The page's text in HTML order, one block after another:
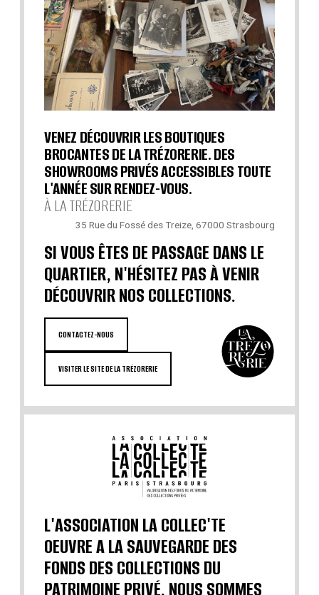
VENEZ DÉCOUVRIR LES BOUTIQUES
BROCANTES DE LA TRÉZORERIE. DES
SHOWROOMS PRIVÉS ACCESSIBLES TOUTE
L'ANNÉE SUR RENDEZ-VOUS.
À LA TRÉZORERIE
35 Rue du Fossé des Treize, 67000 Strasbourg
SI VOUS ÊTES DE PASSAGE DANS LE
QUARTIER, N'HÉSITEZ PAS À VENIR
DÉCOUVRIR NOS COLLECTIONS.
CONTACTEZ-NOUS
VISITER LE SITE DE LA TRÉZORERIE
L'ASSOCIATION LA COLLEC'TE
OEUVRE A LA SAUVEGARDE DES
FONDS DES COLLECTIONS DU
PATRIMOINE PRIVÉ. NOUS SOMMES